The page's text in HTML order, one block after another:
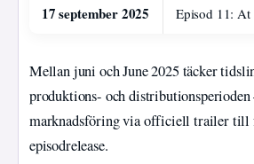
17 september 2025 Episod 11: At
Mellan juni och June 2025 täcker
produktions- och
marknadsföring via officiell trailer till
episodrelease.